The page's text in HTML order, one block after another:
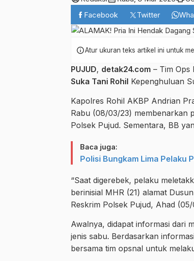
Facebook
Twitter
infoAtur ukuran teks artikel ini untuk
PUJUD, detak24.com – Tim Ops
Suka Tani Rohil Kepenghuluan
Kapolres Rohil AKBP Andrian
Rabu (08/03/23) membenarkan
Polsek Pujud. Sementara, BB
Baca juga:
Polisi Bungkam Lima Pelaku
“Saat digerebek, pelaku
berinisial MHR (21) alamat
Reskrim Polsek Pujud, Ahad
Awalnya, didapat informasi dari
jenis sabu. Berdasarkan
bersama tim opsnal untuk